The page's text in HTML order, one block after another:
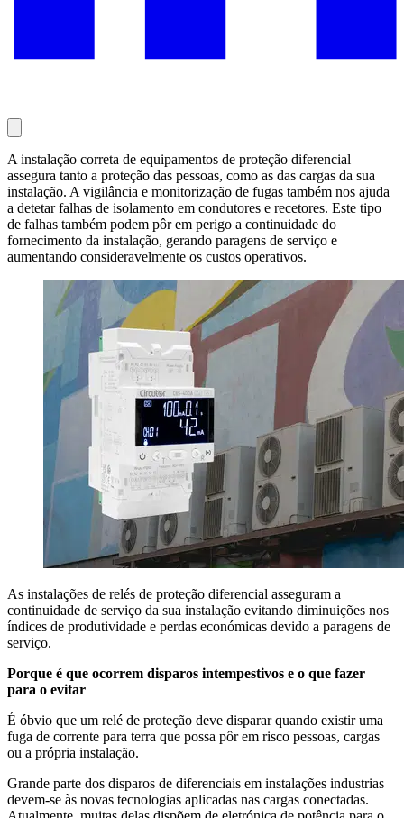
A instalação correta de equipamentos de proteção diferencial
assegura tanto a proteção das pessoas, como as das cargas da sua
instalação. A vigilância e monitorização de fugas também nos ajuda
a detetar falhas de isolamento em condutores e recetores. Este tipo
de falhas também podem pôr em perigo a continuidade do
fornecimento da instalação, gerando paragens de serviço e
aumentando consideravelmente os custos operativos.
As instalações de relés de proteção diferencial asseguram a
continuidade de serviço da sua instalação evitando diminuições nos
índices de produtividade e perdas económicas devido a paragens de
serviço.
Porque é que ocorrem disparos intempestivos e o que fazer
para o evitar
É óbvio que um relé de proteção deve disparar quando existir uma
fuga de corrente para terra que possa pôr em risco pessoas, cargas
ou a própria instalação.
Grande parte dos disparos de diferenciais em instalações industrias
devem-se às novas tecnologias aplicadas nas cargas conectadas.